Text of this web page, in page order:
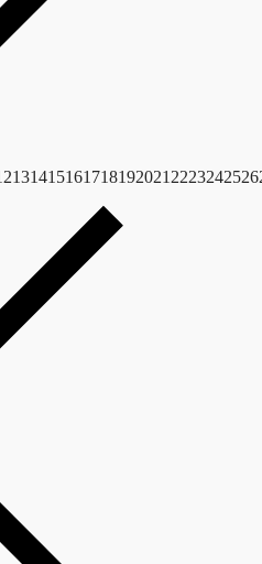
131415161718192021 2223242526